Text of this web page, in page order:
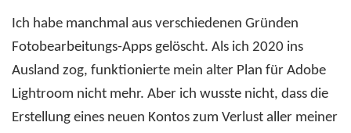
Ich habe manchmal aus verschiedenen Gründen
Fotobearbeitungs-Apps gelöscht. Als ich 2020 ins
Ausland zog, funktionierte mein alter Plan für Adobe
Lightroom nicht mehr. Aber ich wusste nicht, dass die
Erstellung eines neuen Kontos zum Verlust aller meiner